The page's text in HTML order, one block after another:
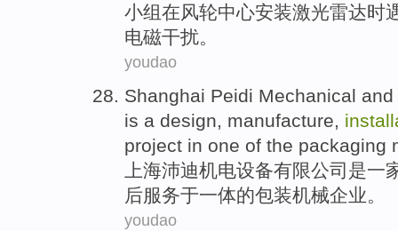
小组在风轮中心安装激光雷达时
电磁干扰。
youdao
Shanghai Peidi Mechanical and
is a design manufacture
project in one of the packaging
上海沛迪机电设备有限公司是一
后服务于一体的包装机械企业 。
youdao